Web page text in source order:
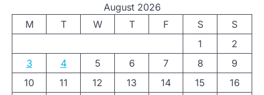
August 2026
M
T W T F S
S
1
2
3
4 5 6 7 8
9
10
11 12 13 14 15
16